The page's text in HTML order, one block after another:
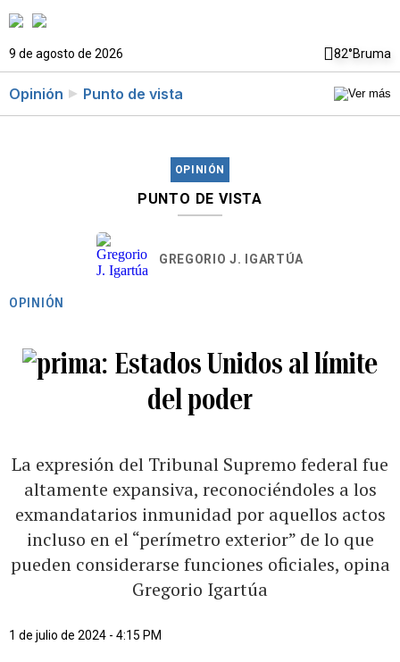
9 de agosto de 2026 82°Bruma
Opinión Punto de vista
OPINIÓN
PUNTO DE VISTA
GREGORIO J. IGARTÚA
OPINIÓN
Estados Unidos al límite
del poder
La expresión del Tribunal Supremo federal fue
altamente expansiva, reconociéndoles a los
exmandatarios inmunidad por aquellos actos
incluso en el “perímetro exterior” de lo que
pueden considerarse funciones oficiales, opina
Gregorio Igartúa
1 de julio de 2024 - 4:15 PM